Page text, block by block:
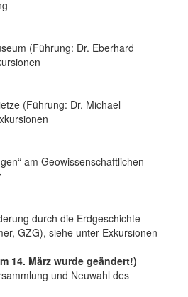
(Führung: Dr. Eberhard
(Führung: Dr. Michael
am Geowissenschaftlichen
durch die Erdgeschichte
GZG), siehe unter Exkursionen
14. März wurde geändert!)
und Neuwahl des